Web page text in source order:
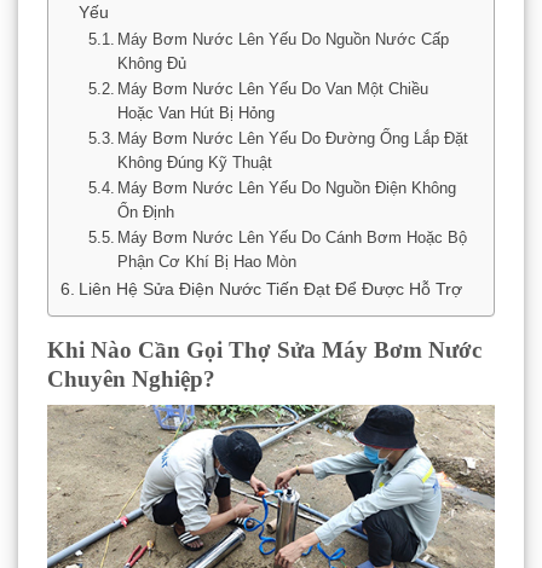
Yếu
Máy Bơm Nước Lên Yếu Do Nguồn Nước Cấp
Không Đủ
Máy Bơm Nước Lên Yếu Do Van Một Chiều
Hoặc Van Hút Bị Hỏng
Máy Bơm Nước Lên Yếu Do Đường Ống Lắp Đặt
Không Đúng Kỹ Thuật
Máy Bơm Nước Lên Yếu Do Nguồn Điện Không
Ổn Định
Máy Bơm Nước Lên Yếu Do Cánh Bơm Hoặc Bộ
Phận Cơ Khí Bị Hao Mòn
Liên Hệ Sửa Điện Nước Tiến Đạt Để Được Hỗ Trợ
Khi Nào Cần Gọi Thợ Sửa Máy Bơm Nước
Chuyên Nghiệp?